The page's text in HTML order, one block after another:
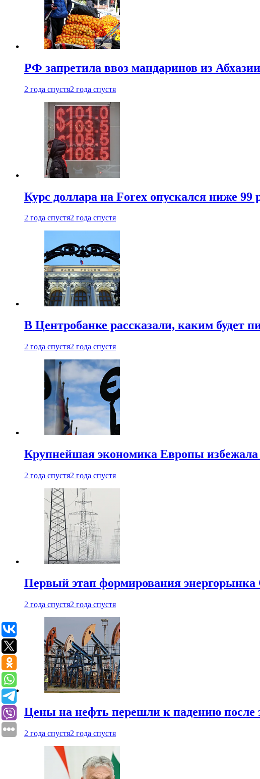
РФ запретила ввоз мандаринов из Абхазии
2 года спустя2 года спустя
Курс доллара на Forex опускался ниже 99
2 года спустя2 года спустя
В Центробанке рассказали, каким будет
2 года спустя2 года спустя
Крупнейшая экономика Европы избежала
2 года спустя2 года спустя
Первый этап формирования энергорынка
2 года спустя2 года спустя
Цены на нефть перешли к падению
2 года спустя2 года спустя